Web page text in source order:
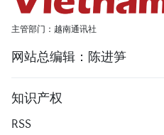
主管部门：越南通讯社
网站总编辑：陈进笋
知识产权
RSS